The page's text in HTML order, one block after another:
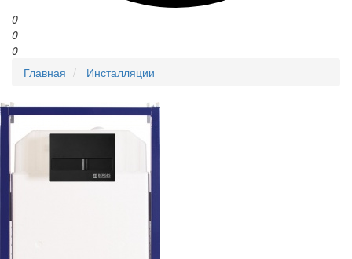
0
0
0
Главная
Инсталляции